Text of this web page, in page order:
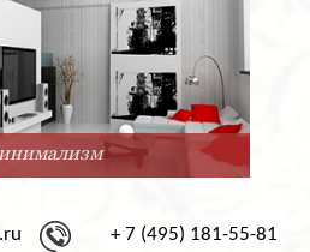
+ 7 (495) 181-55-81